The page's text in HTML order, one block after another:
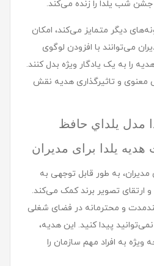
شب یلدا را زنده می‌کند.
دیگر متمایز می‌کند، امکان
می‌توانند با افزودن لوگوی
را به یک یادگار ویژه بدل کنند.
معنوی و تاثیرگذاری هدیه نقش
مدل يلداي حافظ
یلدا برای مدیران
به طور قابل توجهی به
ارتقای تصویر برند کمک می‌کند.
و محترمانه در فضای شغلی
پیدا کنید. این هدیه،
به افراد مهم سازمان را